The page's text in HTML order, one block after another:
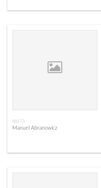
88173
Manuel Abranowicz